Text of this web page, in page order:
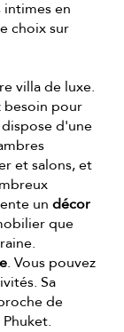
intimes en
choix sur
villa de luxe.
besoin pour
d'une
et salons, et
un décor
que
. Vous pouvez
Sa
de